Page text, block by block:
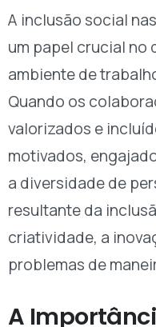
A inclusão social
um papel crucial no
ambiente de
Quando os
valorizados e
motivados,
a diversidade de
resultante da
criatividade, a
problemas de
A